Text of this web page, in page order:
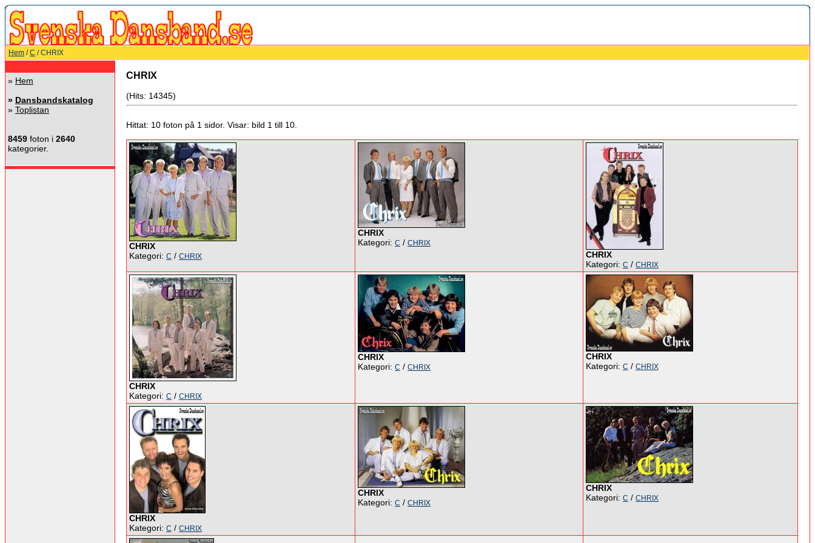
Hem /C / CHRIX
» Hem
» Dansbandskatalog
» Toplistan
8459 foton i 2640
kategorier.
CHRIX
(Hits: 14345)
Hittat: 10 foton på 1 sidor. Visar: bild 1 till 10.
CHRIX
Kategori: C / CHRIX
CHRIX
Kategori: C / CHRIX
CHRIX
Kategori: C / CHRIX
CHRIX
Kategori: C / CHRIX
CHRIX
Kategori: C / CHRIX
CHRIX
Kategori: C / CHRIX
CHRIX
Kategori: C / CHRIX
CHRIX
Kategori: C / CHRIX
CHRIX
Kategori: C / CHRIX